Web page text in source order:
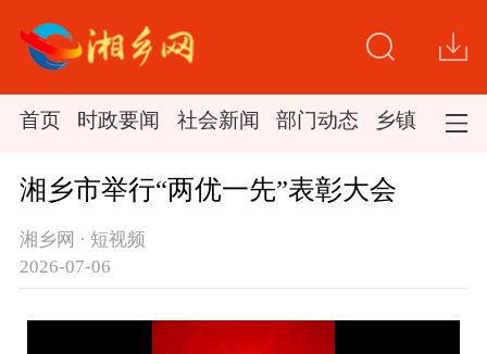
首页 时政要闻 社会新闻 部门动态 乡镇新闻
湘乡市举行“两优一先”表彰大会
湘乡网 · 短视频
2026-07-06